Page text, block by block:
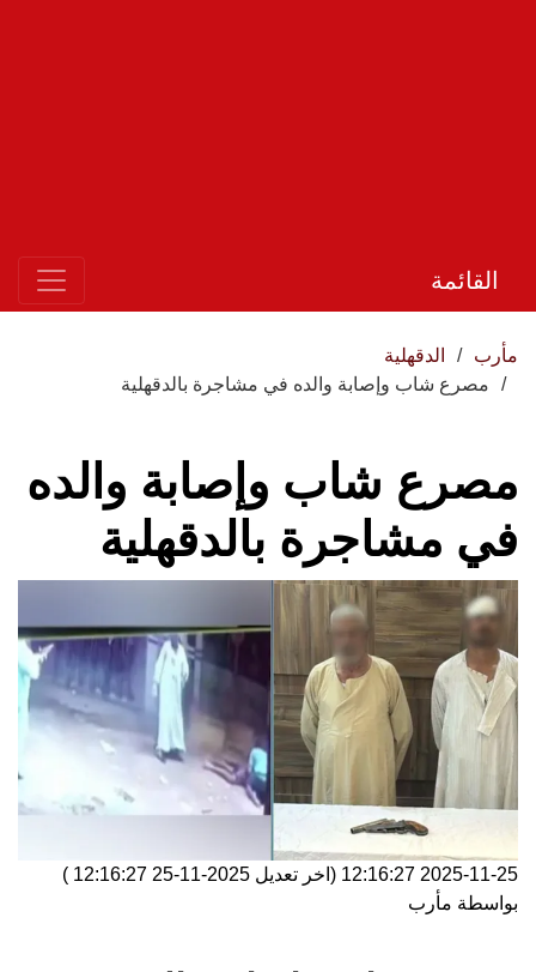
القائمة
مأرب
الدقهلية
مصرع شاب وإصابة والده في مشاجرة بالدقهلية
مصرع شاب وإصابة والده
في مشاجرة بالدقهلية
2025-11-25 12:16:27 (اخر تعديل 2025-11-25 12:16:27
)
بواسطة مأرب